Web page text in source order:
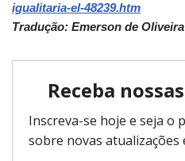
igualitaria-el-48239.htm
Tradução: Emerson de Oliveira